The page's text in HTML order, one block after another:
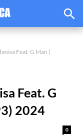
Feat. G Man (
Feat. G
2024
0